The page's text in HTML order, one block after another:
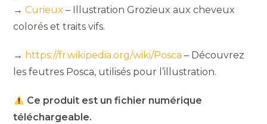
→Curieux – Illustration Grozieux aux cheveux
colorés et traits vifs.
→ https://fr.wikipedia.org/wiki/Posca – Découvrez
les feutres Posca, utilisés pour l’illustration.
Ce produit est un fichier numérique
téléchargeable.